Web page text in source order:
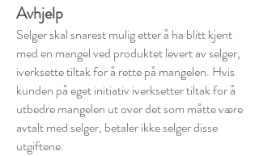
Avhjelp
Selger skal snarest mulig etter å ha blitt kjent
med en mangel ved produktet levert av selger,
iverksette tiltak for å rette på mangelen. Hvis
kunden på eget initiativ iverksetter tiltak for å
utbedre mangelen ut over det som måtte være
avtalt med selger, betaler ikke selger disse
utgiftene.